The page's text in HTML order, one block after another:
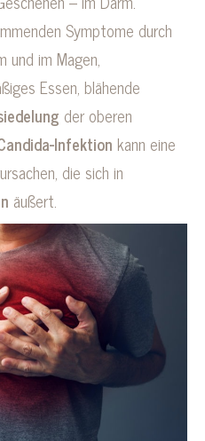
Symptome durch
und im Magen,
Essen, blähende
der oberen
Infektion kann eine
die sich in
äußert.